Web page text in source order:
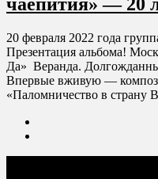
20 февраля 2022 года
Презентация альбома!
Да» Веранда.
Впервые вживую —
«Паломничество в страну